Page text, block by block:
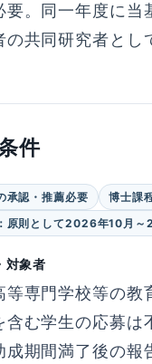
要。同一年度に
の共同研究者とし
件
承認・推薦必要 博士課
原則として2026年10月～
対象者
等専門学校等の
含む学生の応募は
成期間満了後の報